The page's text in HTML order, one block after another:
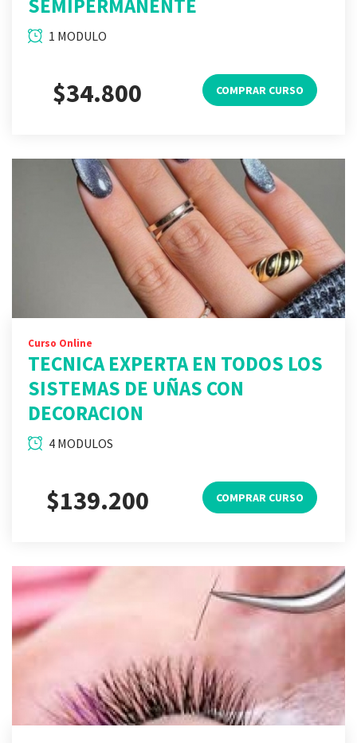
SEMIPERMANENTE
1 MODULO
$34.800 COMPRAR CURSO
Curso Online
TECNICA EXPERTA EN TODOS LOS
SISTEMAS DE UÑAS CON
DECORACION
4 MODULOS
$139.200 COMPRAR CURSO